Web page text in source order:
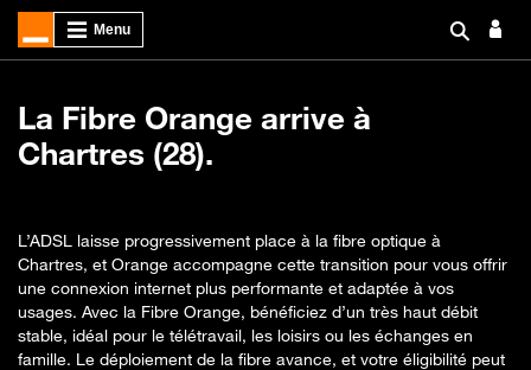
La Fibre Orange arrive à
Chartres (28).
L’ADSL laisse progressivement place à la fibre optique à
Chartres, et Orange accompagne cette transition pour vous offrir
une connexion internet plus performante et adaptée à vos
usages. Avec la Fibre Orange, bénéficiez d’un très haut débit
stable, idéal pour le télétravail, les loisirs ou les échanges en
famille. Le déploiement de la fibre avance, et votre éligibilité peut